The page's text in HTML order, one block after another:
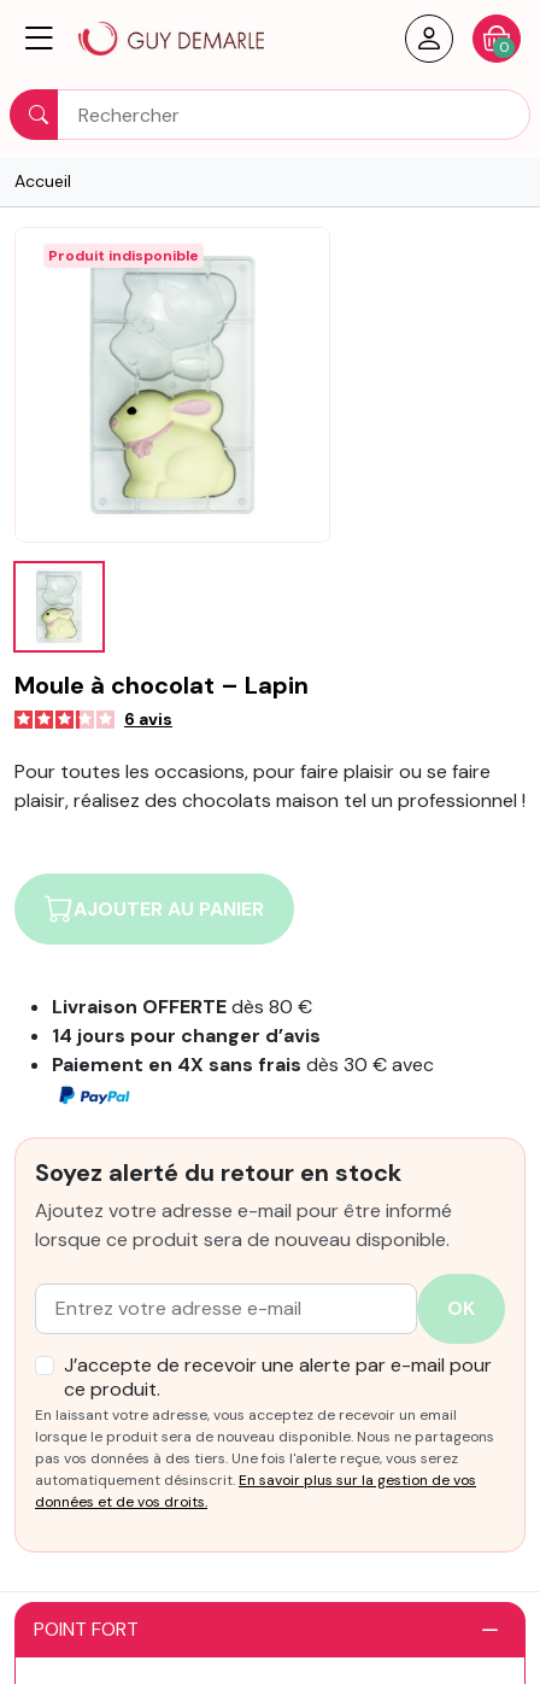
Rechercher
Créer
0
Accueil
Produit indisponible
Moule à chocolat – Lapin
6 avis
Pour toutes les occasions, pour faire plaisir ou se faire
plaisir, réalisez des chocolats maison tel un professionnel !
AJOUTER AU PANIER
Livraison OFFERTEdès 80 €
14 jours pour changer d’avis
Paiement en 4X sans fraisdès 30 € avec
Soyez alerté du retour en stock
Ajoutez votre adresse e-mail pour être informé
lorsque ce produit sera de nouveau disponible.
Email :
OK
J’accepte de recevoir une alerte par e-mail pour
ce produit.
En laissant votre adresse, vous acceptez de recevoir un email
lorsque le produit sera de nouveau disponible. Nous ne partageons
pas vos données à des tiers. Une fois l'alerte reçue, vous serez
automatiquement désinscrit.En savoir plus sur la gestion de vos
données et de vos droits.
POINT FORT